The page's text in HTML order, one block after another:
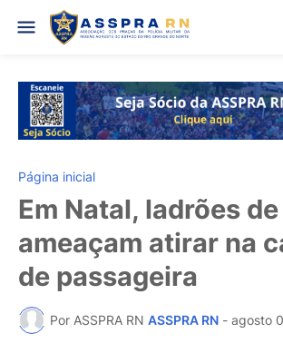
Página inicial
Em Natal, ladrões
ameaçam atirar na
de passageira
Por ASSPRA RN ASSPRA RN - agosto